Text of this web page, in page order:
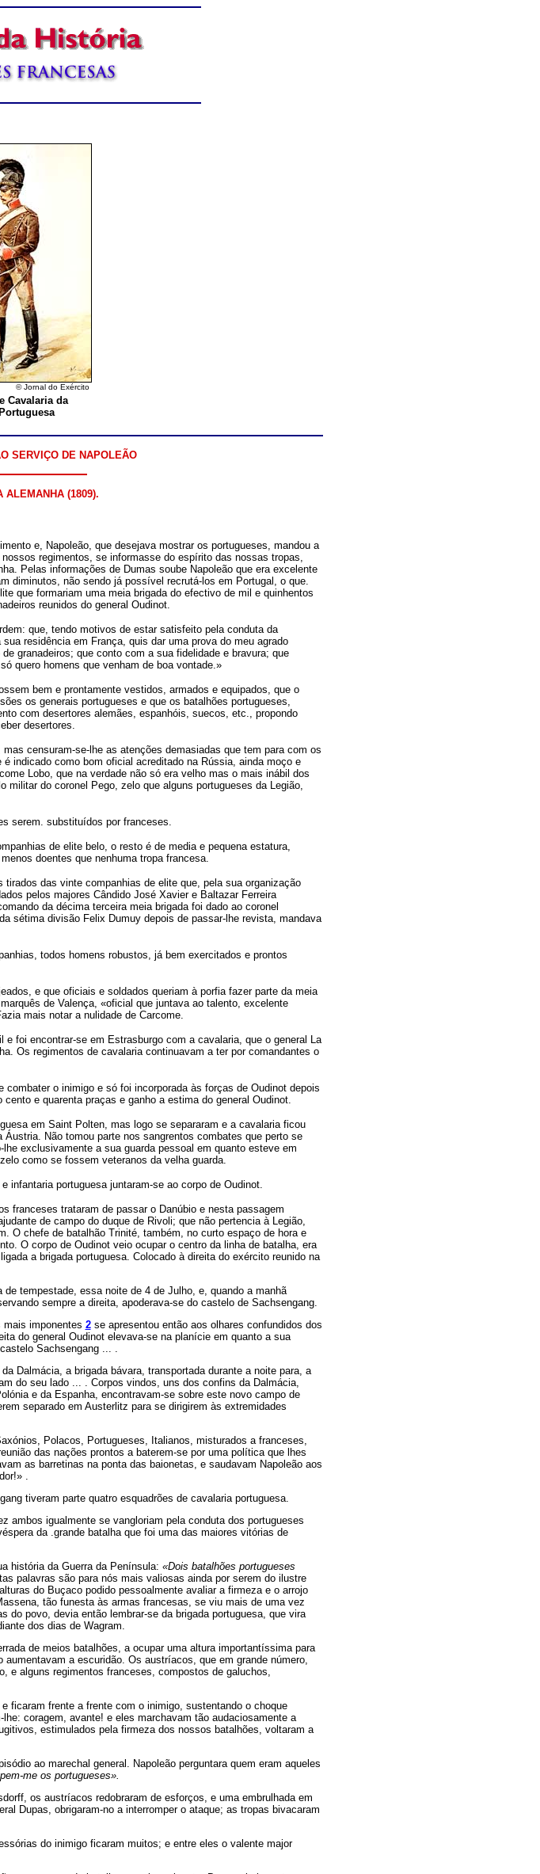
© Jornal do Exército
Cavalaria da
SERVIÇO DE NAPOLEÃO
ALEMANHA (1809).
e, Napoleão, que desejava mostrar os portugueses, mandou a
regimentos, se informasse do espírito das nossas tropas,
Pelas informações de Dumas soube Napoleão que era excelente
diminutos, não sendo já possível recrutá-los em Portugal, o que.
que formariam uma meia brigada do efectivo de mil e quinhentos
reunidos do general Oudinot.
que, tendo motivos de estar satisfeito pela conduta da
residência em França, quis dar uma prova do meu agrado
granadeiros; que conto com a sua fidelidade e bravura; que
quero homens que venham de boa vontade.»
bem e prontamente vestidos, armados e equipados, que o
os generais portugueses e que os batalhões portugueses,
com desertores alemães, espanhóis, suecos, etc., propondo
desertores.
censuram-se-lhe as atenções demasiadas que tem para com os
indicado como bom oficial acreditado na Rússia, ainda moço e
Lobo, que na verdade não só era velho mas o mais inábil dos
do coronel Pego, zelo que alguns portugueses da Legião,
serem. substituídos por franceses.
de elite belo, o resto é de media e pequena estatura,
doentes que nenhuma tropa francesa.
das vinte companhias de elite que, pela sua organização
pelos majores Cândido José Xavier e Baltazar Ferreira
da décima terceira meia brigada foi dado ao coronel
sétima divisão Felix Dumuy depois de passar-lhe revista, mandava
todos homens robustos, já bem exercitados e prontos
e que oficiais e soldados queriam à porfia fazer parte da meia
de Valença, «oficial que juntava ao talento, excelente
mais notar a nulidade de Carcome.
foi encontrar-se em Estrasburgo com a cavalaria, que o general La
Os regimentos de cavalaria continuavam a ter por comandantes o
o inimigo e só foi incorporada às forças de Oudinot depois
e quarenta praças e ganho a estima do general Oudinot.
em Saint Polten, mas logo se separaram e a cavalaria ficou
Não tomou parte nos sangrentos combates que perto se
exclusivamente a sua guarda pessoal em quanto esteve em
como se fossem veteranos da velha guarda.
infantaria portuguesa juntaram-se ao corpo de Oudinot.
franceses trataram de passar o Danúbio e nesta passagem
de campo do duque de Rivoli; que não pertencia à Legião,
O chefe de batalhão Trinité, também, no curto espaço de hora e
O corpo de Oudinot veio ocupar o centro da linha de batalha, era
a brigada portuguesa. Colocado à direita do exército reunido na
de tempestade, essa noite de 4 de Julho, e, quando a manhã
sempre a direita, apoderava-se do castelo de Sachsengang.
mais imponentes 2se apresentou então aos olhares confundidos dos
do general Oudinot elevava-se na planície em quanto a sua
Sachsengang ... .
Dalmácia, a brigada bávara, transportada durante a noite para, a
do seu lado ... . Corpos vindos, uns dos confins da Dalmácia,
e da Espanha, encontravam-se sobre este novo campo de
separado em Austerlitz para se dirigirem às extremidades
Polacos, Portugueses, Italianos, misturados a franceses,
das nações prontos a baterem-se por uma política que lhes
as barretinas na ponta das baionetas, e saudavam Napoleão aos
.
tiveram parte quatro esquadrões de cavalaria portuguesa.
ambos igualmente se vangloriam pela conduta dos portugueses
da .grande batalha que foi uma das maiores vitórias de
história da Guerra da Península: «Dois batalhões portugueses
palavras são para nós mais valiosas ainda por serem do ilustre
do Buçaco podido pessoalmente avaliar a firmeza e o arrojo
tão funesta às armas francesas, se viu mais de uma vez
povo, devia então lembrar-se da brigada portuguesa, que vira
dos dias de Wagram.
de meios batalhões, a ocupar uma altura importantíssima para
a escuridão. Os austríacos, que em grande número,
e alguns regimentos franceses, compostos de galuchos,
ficaram frente a frente com o inimigo, sustentando o choque
coragem, avante! e eles marchavam tão audaciosamente a
estimulados pela firmeza dos nossos batalhões, voltaram a
ao marechal general. Napoleão perguntara quem eram aqueles
me os portugueses».
os austríacos redobraram de esforços, e uma embrulhada em
Dupas, obrigaram-no a interromper o ataque; as tropas bivacaram
do inimigo ficaram muitos; e entre eles o valente major